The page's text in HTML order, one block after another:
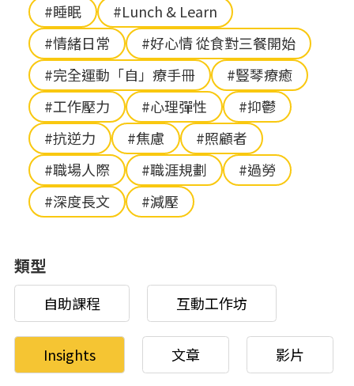
#睡眠
#Lunch & Learn
#情緒日常
#好心情 從食對三餐開始
#完全運動「自」療手冊
#豎琴療癒
#工作壓力
#心理彈性
#抑鬱
#抗逆力
#焦慮
#照顧者
#職場人際
#職涯規劃
#過勞
#深度長文
#減壓
類型
自助課程 互動工作坊
Insights 文章 影片